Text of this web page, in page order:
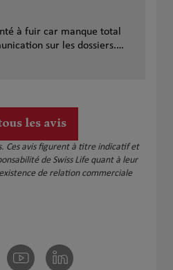
à fuir car manque total
sur les dossiers.
une création de
bien supérieure aux
conditions . Bref, je
les avis
Ces avis figurent à titre indicatif et
de Swiss Life quant à leur
de relation commerciale
Youtube Linkedin